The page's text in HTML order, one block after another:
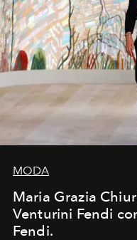
MODA
Maria Grazia
Venturini Fendi
Fendi.